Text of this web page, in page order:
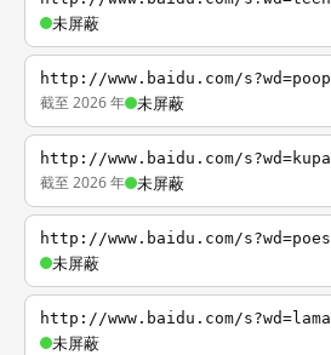
未屏蔽
http://www.baidu.com/s?wd=poop
截至 2026 年 未屏蔽
http://www.baidu.com/s?wd=kupa
截至 2026 年 未屏蔽
http://www.baidu.com/s?wd=poes
未屏蔽
http://www.baidu.com/s?wd=lama
未屏蔽